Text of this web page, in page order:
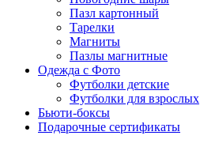
Пазл картонный
Тарелки
Магниты
Пазлы магнитные
Одежда с Фото
Футболки детские
Футболки для взрослых
Бьюти-боксы
Подарочные сертификаты